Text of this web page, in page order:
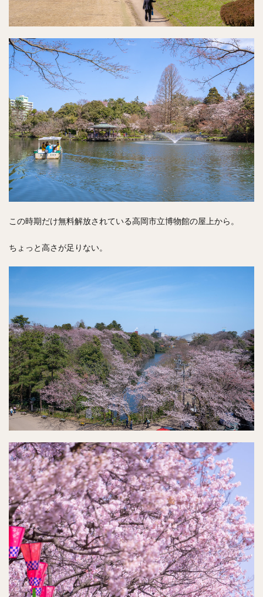
この時期だけ無料解放されている高岡市立博物館の屋上から。
ちょっと高さが足りない。